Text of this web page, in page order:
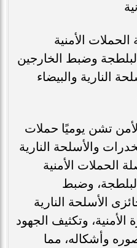
الأمنية
وضبط الخارجين
النارية والبيضاء
تشن يوميًا حملات
والأسلحة النارية
الحملات الأمنية
وضبط
الأسلحة النارية
الأمنية، وتكثيف الجهود
‏‏وأشكاله، مما